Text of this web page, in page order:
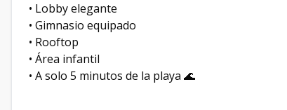
• Lobby elegante
• Gimnasio equipado
• Rooftop
• Área infantil
• A solo 5 minutos de la playa 🌊